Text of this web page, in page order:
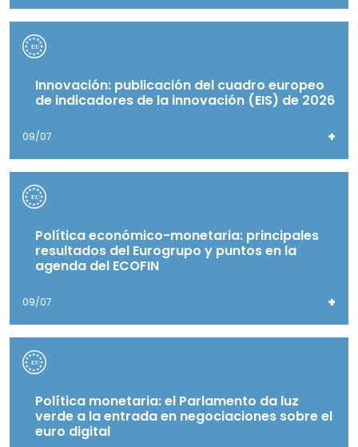
Innovación: publicación del cuadro europeo
de indicadores de la innovación (EIS) de 2026
09/07 +
Política económico-monetaria: principales
resultados del Eurogrupo y puntos en la
agenda del ECOFIN
09/07 +
Política monetaria: el Parlamento da luz
verde a la entrada en negociaciones sobre el
euro digital